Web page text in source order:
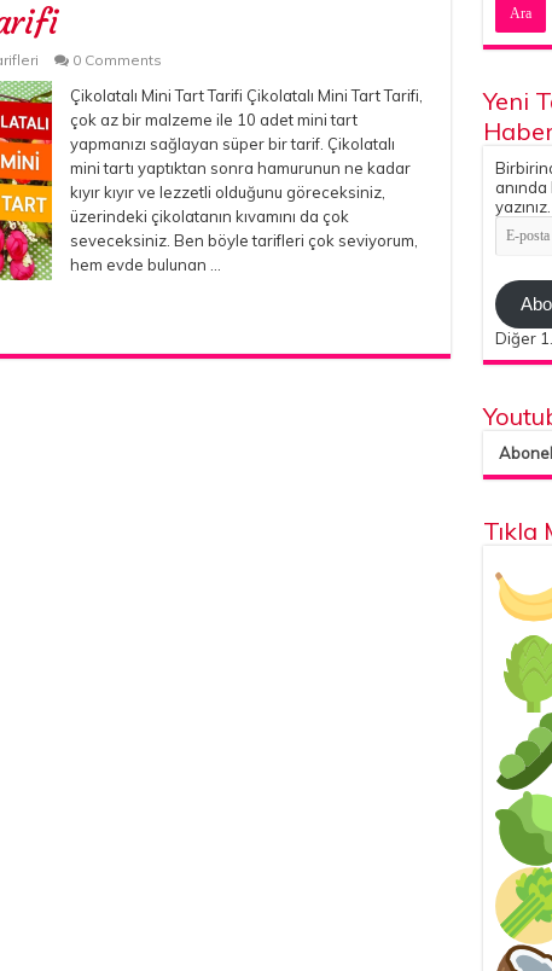
0 Comments
Çikolatalı Mini Tart Tarifi Çikolatalı Mini Tart Tarifi,
çok az bir malzeme ile 10 adet mini tart
yapmanızı sağlayan süper bir tarif. Çikolatalı
mini tartı yaptıktan sonra hamurunun ne kadar
kıyır kıyır ve lezzetli olduğunu göreceksiniz,
üzerindeki çikolatanın kıvamını da çok
seveceksiniz. Ben böyle tarifleri çok seviyorum,
hem evde bulunan …
Yeni
yazınız.
E-
posta
Diğer
Tıkla